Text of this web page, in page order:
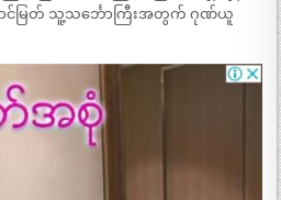
ောင်မြတ် သူ့သင်္ဘောကြီးအတွက် ဂုဏ်ယူ